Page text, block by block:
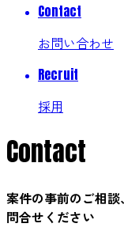
Contact
お問い合わせ
Recruit
採用
Contact
案件の事前のご相
問合せください